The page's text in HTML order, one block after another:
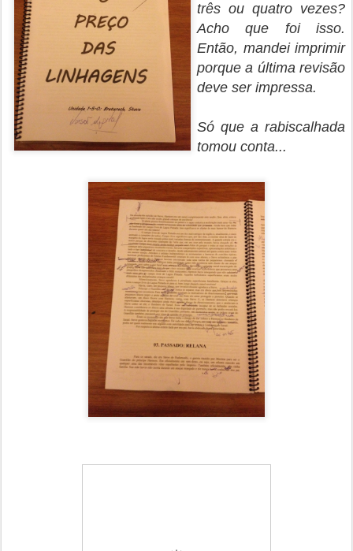
três ou quatro vezes?
Acho que foi isso.
Então, mandei imprimir
porque a última revisão
deve ser impressa.
Só que a rabiscalhada
tomou conta...